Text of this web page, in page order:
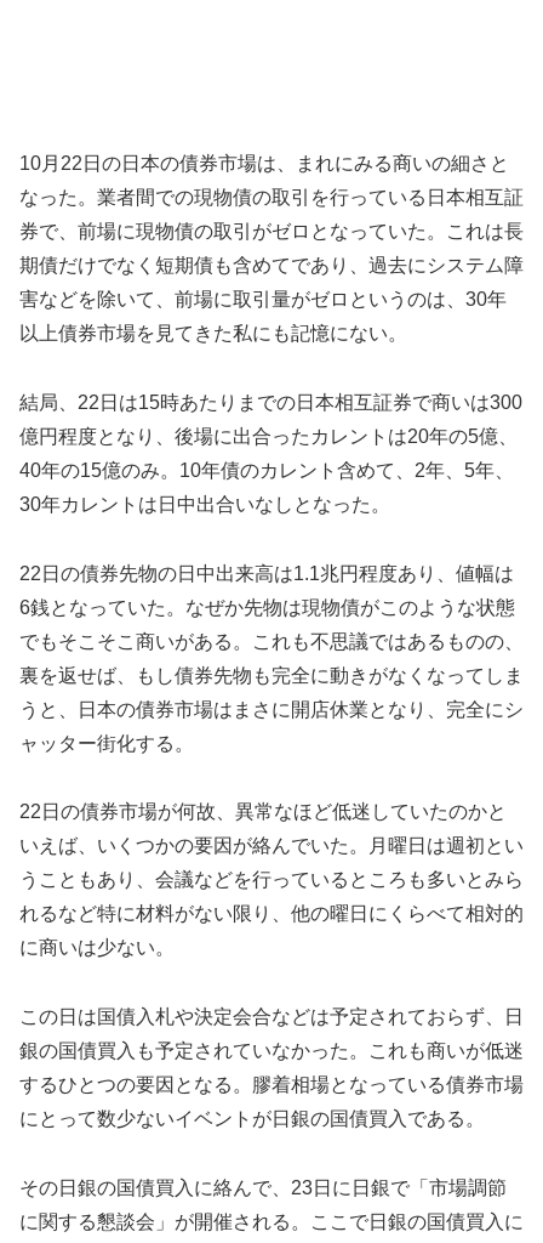
10月22日の日本の債券市場は、まれにみる商いの細さと
なった。業者間での現物債の取引を行っている日本相互証
券で、前場に現物債の取引がゼロとなっていた。これは長
期債だけでなく短期債も含めてであり、過去にシステム障
害などを除いて、前場に取引量がゼロというのは、30年
以上債券市場を見てきた私にも記憶にない。
結局、22日は15時あたりまでの日本相互証券で商いは300
億円程度となり、後場に出合ったカレントは20年の5億、
40年の15億のみ。10年債のカレント含めて、2年、5年、
30年カレントは日中出合いなしとなった。
22日の債券先物の日中出来高は1.1兆円程度あり、値幅は
6銭となっていた。なぜか先物は現物債がこのような状態
でもそこそこ商いがある。これも不思議ではあるものの、
裏を返せば、もし債券先物も完全に動きがなくなってしま
うと、日本の債券市場はまさに開店休業となり、完全にシ
ャッター街化する。
22日の債券市場が何故、異常なほど低迷していたのかと
いえば、いくつかの要因が絡んでいた。月曜日は週初とい
うこともあり、会議などを行っているところも多いとみら
れるなど特に材料がない限り、他の曜日にくらべて相対的
に商いは少ない。
この日は国債入札や決定会合などは予定されておらず、日
銀の国債買入も予定されていなかった。これも商いが低迷
するひとつの要因となる。膠着相場となっている債券市場
にとって数少ないイベントが日銀の国債買入である。
その日銀の国債買入に絡んで、23日に日銀で「市場調節
に関する懇談会」が開催される。ここで日銀の国債買入に